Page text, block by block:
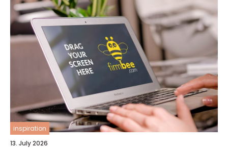
inspiration
13. July 2026